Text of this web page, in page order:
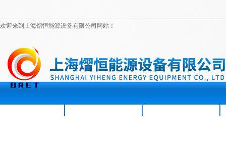
欢迎来到上海熠恒能源设备有限公司网站！